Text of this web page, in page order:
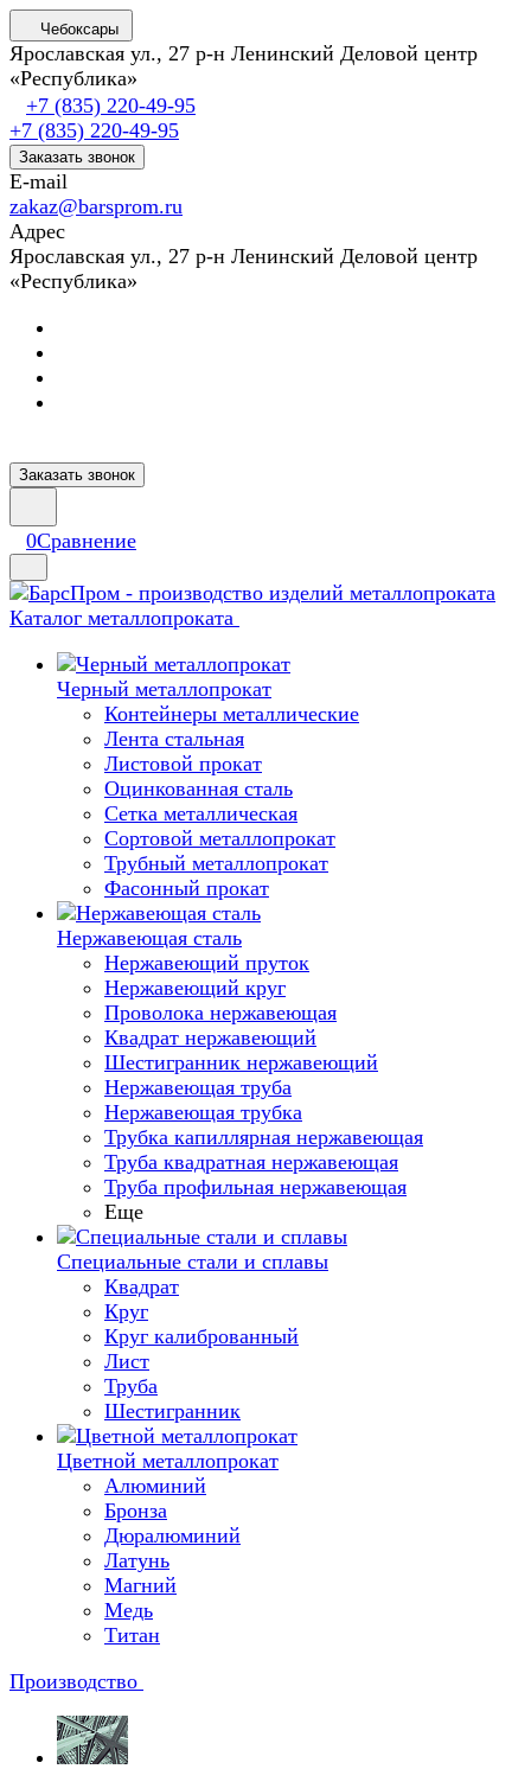
Чебоксары
Ярославская ул., 27 р-н Ленинский Деловой центр
«Республика»
+7 (835) 220-49-95
+7 (835) 220-49-95
Заказать звонок
E-mail
zakaz@barsprom.ru
Адрес
Ярославская ул., 27 р-н Ленинский Деловой центр
«Республика»
Заказать звонок
0Сравнение
Каталог металлопроката
Черный металлопрокат
Контейнеры металлические
Лента стальная
Листовой прокат
Оцинкованная сталь
Сетка металлическая
Сортовой металлопрокат
Трубный металлопрокат
Фасонный прокат
Нержавеющая сталь
Нержавеющий пруток
Нержавеющий круг
Проволока нержавеющая
Квадрат нержавеющий
Шестигранник нержавеющий
Нержавеющая труба
Нержавеющая трубка
Трубка капиллярная нержавеющая
Труба квадратная нержавеющая
Труба профильная нержавеющая
Еще
Специальные стали и сплавы
Квадрат
Круг
Круг калиброванный
Лист
Труба
Шестигранник
Цветной металлопрокат
Алюминий
Бронза
Дюралюминий
Латунь
Магний
Медь
Титан
Производство